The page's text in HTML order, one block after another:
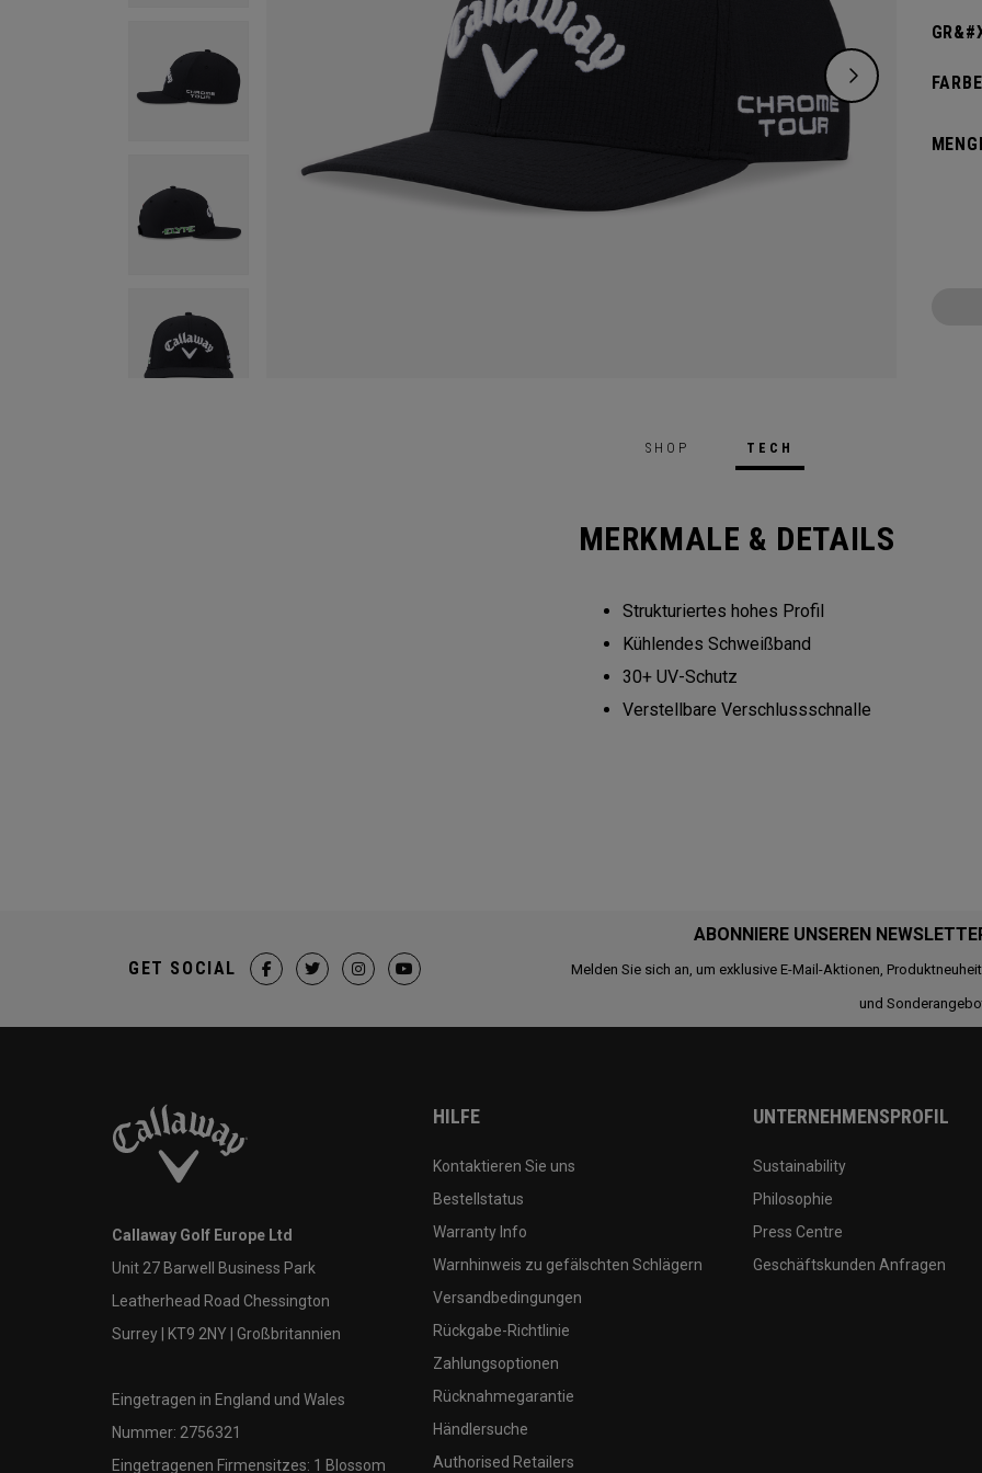
SHOP TECH
MERKMALE & DETAILS
Strukturiertes hohes Profil
Kühlendes Schweißband
30+ UV-Schutz
Verstellbare Verschlussschnalle
ABONNIERE UNSEREN
Melden Sie sich an, um exklusive E-Mail-Aktionen,
und
GET SOCIAL
Callaway Golf Europe Ltd
Unit 27 Barwell Business Park
Leatherhead Road Chessington
Surrey | KT9 2NY | Großbritannien
Eingetragen in England und Wales
Nummer: 2756321
Eingetragenen Firmensitzes: 1 Blossom
HILFE
Kontaktieren Sie uns
Bestellstatus
Warranty Info
Warnhinweis zu gefälschten Schlägern
Versandbedingungen
Rückgabe-Richtlinie
Zahlungsoptionen
Rücknahmegarantie
Händlersuche
Authorised Retailers
UNTERNEHMENSPROFIL
Sustainability
Philosophie
Press Centre
Geschäftskunden Anfragen